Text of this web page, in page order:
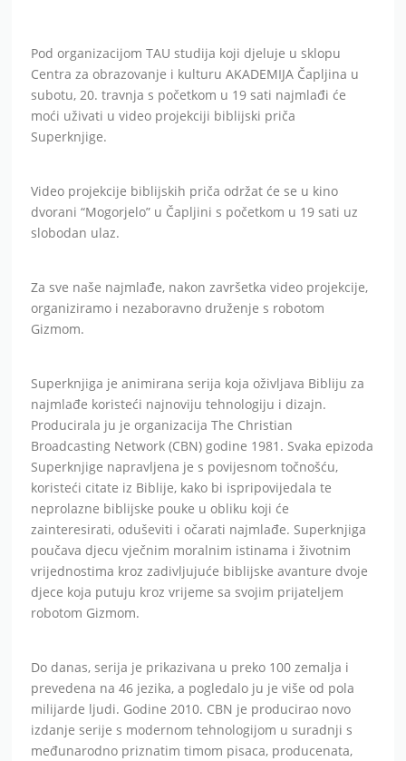
Pod organizacijom TAU studija koji djeluje u sklopu
Centra za obrazovanje i kulturu AKADEMIJA Čapljina u
subotu, 20. travnja s početkom u 19 sati najmlađi će
moći uživati u video projekciji biblijski priča
Superknjige.
Video projekcije biblijskih priča održat će se u kino
dvorani “Mogorjelo” u Čapljini s početkom u 19 sati uz
slobodan ulaz.
Za sve naše najmlađe, nakon završetka video projekcije,
organiziramo i nezaboravno druženje s robotom
Gizmom.
Superknjiga je animirana serija koja oživljava Bibliju za
najmlađe koristeći najnoviju tehnologiju i dizajn.
Producirala ju je organizacija The Christian
Broadcasting Network (CBN) godine 1981. Svaka epizoda
Superknjige napravljena je s povijesnom točnošću,
koristeći citate iz Biblije, kako bi ispripovijedala te
neprolazne biblijske pouke u obliku koji će
zainteresirati, oduševiti i očarati najmlađe. Superknjiga
poučava djecu vječnim moralnim istinama i životnim
vrijednostima kroz zadivljujuće biblijske avanture dvoje
djece koja putuju kroz vrijeme sa svojim prijateljem
robotom Gizmom.
Do danas, serija je prikazivana u preko 100 zemalja i
prevedena na 46 jezika, a pogledalo ju je više od pola
milijarde ljudi. Godine 2010. CBN je producirao novo
izdanje serije s modernom tehnologijom u suradnji s
međunarodno priznatim timom pisaca, producenata,